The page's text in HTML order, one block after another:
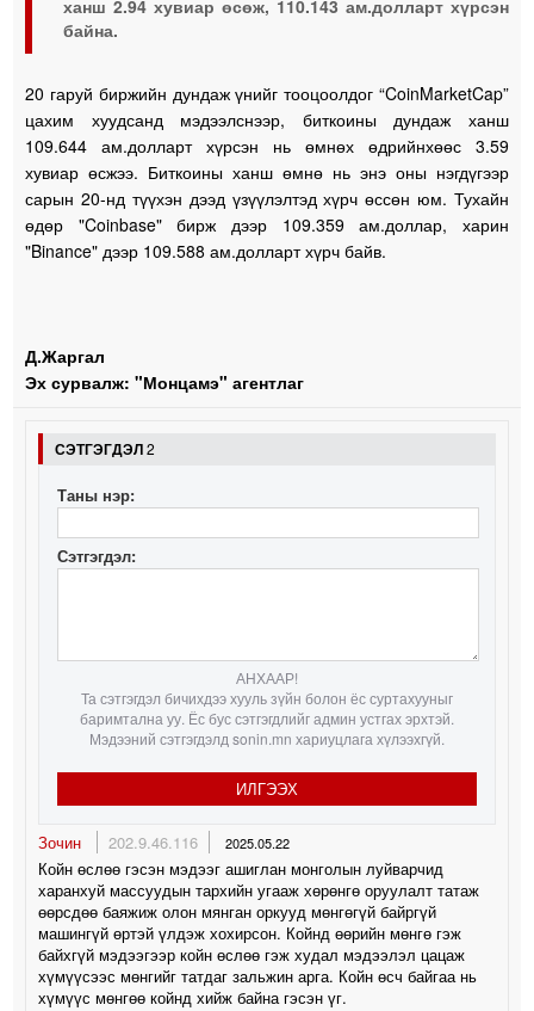
ханш 2.94 хувиар өсөж, 110.143 ам.долларт хүрсэн
байна.
20 гаруй биржийн дундаж үнийг тооцоолдог “CoinMarketCap”
цахим хуудсанд мэдээлснээр, биткоины дундаж ханш
109.644 ам.долларт хүрсэн нь өмнөх өдрийнхөөс 3.59
хувиар өсжээ. Биткоины ханш өмнө нь энэ оны нэгдүгээр
сарын 20-нд түүхэн дээд үзүүлэлтэд хүрч өссөн юм. Тухайн
өдөр "Coinbase" бирж дээр 109.359 ам.доллар, харин
"Binance" дээр 109.588 ам.долларт хүрч байв.
Д.Жаргал
Эх сурвалж: "Монцамэ" агентлаг
СЭТГЭГДЭЛ2
Таны нэр:
Сэтгэгдэл:
АНХААР!
Та сэтгэгдэл бичихдээ хууль зүйн болон ёс суртахууныг
баримтална уу. Ёс бус сэтгэгдлийг админ устгах эрхтэй.
Мэдээний сэтгэгдэлд sonin.mn хариуцлага хүлээхгүй.
ИЛГЭЭХ
Зочин 202.9.46.116 2025.05.22
Койн өслөө гэсэн мэдээг ашиглан монголын луйварчид
харанхуй массуудын тархийн угааж хөрөнгө оруулалт татаж
өөрсдөө баяжиж олон мянган оркууд мөнгөгүй байргүй
машингүй өртэй үлдэж хохирсон. Койнд өөрийн мөнгө гэж
байхгүй мэдээгээр койн өслөө гэж худал мэдээлэл цацаж
хүмүүсээс мөнгийг татдаг зальжин арга. Койн өсч байгаа нь
хүмүүс мөнгөө койнд хийж байна гэсэн үг.